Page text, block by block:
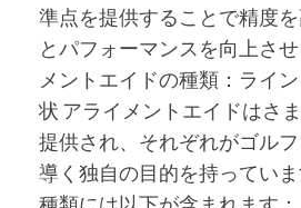
準点を提供することで精度
とパフォーマンスを向上さ
メントエイドの種類：ライ
状 アライメントエイドはさ
提供され、それぞれがゴル
導く独自の目的を持ってい